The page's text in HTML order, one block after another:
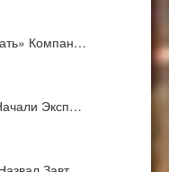
Компан…
Эксп…